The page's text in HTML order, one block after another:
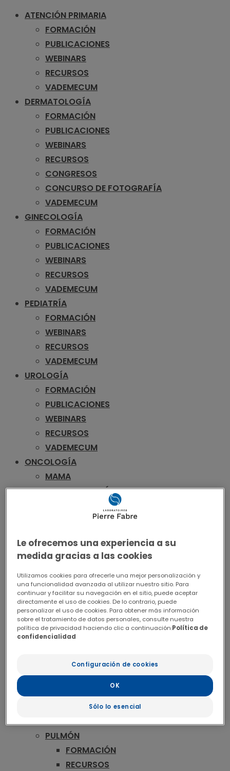
ATENCIÓN PRIMARIA
FORMACIÓN
PUBLICACIONES
WEBINARS
RECURSOS
VADEMECUM
DERMATOLOGÍA
FORMACIÓN
PUBLICACIONES
WEBINARS
RECURSOS
CONGRESOS
CONCURSO DE FOTOGRAFÍA
VADEMECUM
GINECOLOGÍA
FORMACIÓN
PUBLICACIONES
WEBINARS
RECURSOS
VADEMECUM
PEDIATRÍA
FORMACIÓN
WEBINARS
RECURSOS
VADEMECUM
UROLOGÍA
FORMACIÓN
PUBLICACIONES
WEBINARS
RECURSOS
VADEMECUM
ONCOLOGÍA
MAMA
FORMACIÓN
RECURSOS
CONGRESOS
VADEMECUM
MELANOMA
FORMACIÓN
PUBLICACIONES
RECURSOS
CONGRESOS
CONCURSO
COLORRECTAL
FORMACIÓN
CONGRESOS
VIK COLORRECTAL
PULMÓN
FORMACIÓN
RECURSOS
Le ofrecemos una experiencia a su
medida gracias a las cookies
Utilizamos cookies para ofrecerle una mejor personalización y
una funcionalidad avanzada al utilizar nuestro sitio. Para
continuar y facilitar su navegación en el sitio, puede aceptar
directamente el uso de cookies. De lo contrario, puede
personalizar el uso de cookies. Para obtener más información
sobre el tratamiento de datos personales, consulte nuestra
política de privacidad haciendo clic a continuación:Política de
confidencialidad
Configuración de cookies
Sólo lo esencial
OK